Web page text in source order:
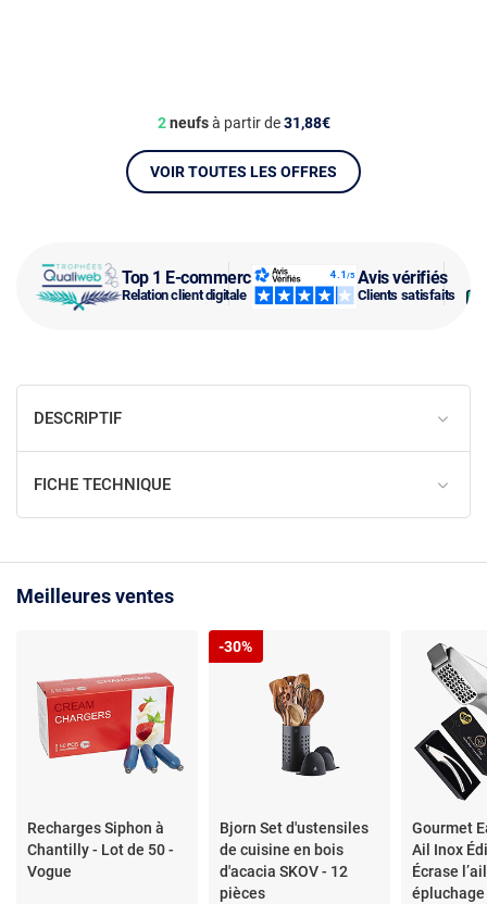
Top 1 E-commerce
Relation client digitale
Avis vérifiés
Clients satisfaits
2neufsà partir de31,88€
VOIR TOUTES LES OFFRES
DESCRIPTIF
FICHE TECHNIQUE
Meilleures ventes
Recharges Siphon à
Chantilly - Lot de 50 -
Vogue
Bjorn Set d'ustensiles
de cuisine en bois
d'acacia SKOV - 12
pièces
-30%
Gourmet
Ail Inox
Écrase